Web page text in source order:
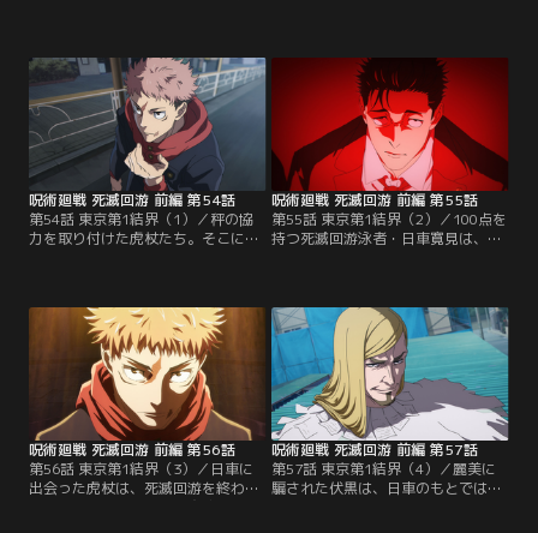
秤が主催している賭け試合の会場に
向かう。上層部との折り合いが悪い
秤に高専関係者と気づかれないため
に、二人は身分を隠して…。【提
供：バンダイチャンネル】
れてしまう。綺羅羅は「金ちゃんが
危ない…！！」と、詳細不明の術式
を発動して、伏黒たちが秤のもとに
向かえないよう妨害。伏黒は綺羅羅
の術式を解明しようとすると同時
に…。【提供：バンダイチャンネ
ル】
呪術廻戦 死滅回游 前編 第54話
第54話 東京第1結界（1）／秤の協
力を取り付けた虎杖たち。そこに突
り、既に100点以上所持している2名
の泳者を特定した虎杖たち。彼らは
獄門疆の封印を解ける『天使』を捜
しながら、死滅回游に穴となる総則
を追加する為に100点以上を所持す
る泳者たちに…。【提供：バンダイ
チャンネル】
呪術廻戦 死滅回游 前編 第55話
第55話 東京第1結界（2）／100点を
持つ死滅回游泳者・日車寛見は、か
担当することになり……。一方、現
代にて東京第一結界に足を踏み入れ
た虎杖と伏黒は別々の場所に転送さ
れた。【提供：バンダイチャンネ
ル】
呪術廻戦 死滅回游 前編 第56話
第56話 東京第1結界（3）／日車に
出会った虎杖は、死滅回游を終わら
呪術廻戦 死滅回游 前編 第57話
第57話 東京第1結界（4）／麗美に
騙された伏黒は、日車のもとではな